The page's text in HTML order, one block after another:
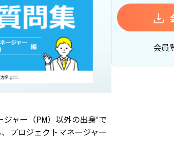
ャー（PM）以外の出身”で
プロジェクトマネージャー
会員